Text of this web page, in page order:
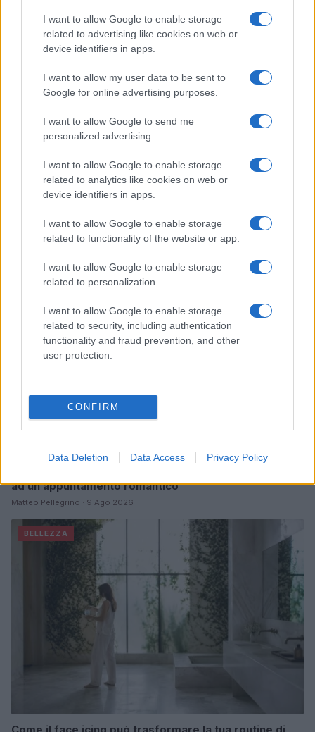
I want to allow Google to enable storage
related to advertising like cookies on web or
device identifiers in apps.
I want to allow my user data to be sent to
Google for online advertising purposes.
I want to allow Google to send me
personalized advertising.
I want to allow Google to enable storage
related to analytics like cookies on web or
device identifiers in apps.
I want to allow Google to enable storage
related to functionality of the website or app.
I want to allow Google to enable storage
related to personalization.
I want to allow Google to enable storage
related to security, including authentication
functionality and fraud prevention, and other
user protection.
CONFIRM
Data Deletion Data Access Privacy Policy
Continua a leggere
ad un appuntamento romantico
Matteo Pellegrino · 9 Ago 2026
BELLEZZA